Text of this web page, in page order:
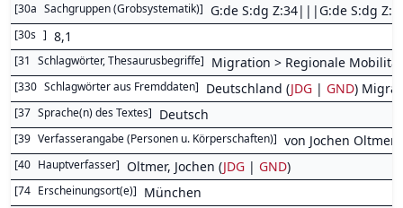
[30a Sachgruppen (Grobsystematik)] G:de S:dg Z:34|||G:de S:dg
[30s ] 8,1
[31 Schlagwörter, Thesaurusbegriffe] Migration > Regionale
[330 Schlagwörter aus Fremddaten] Deutschland (JDG | GND)
[37 Sprache(n) des Textes] Deutsch
[39 Verfasserangabe (Personen u. Körperschaften)] von Jochen Oltmer
[40 Hauptverfasser] Oltmer, Jochen (JDG | GND)
[74 Erscheinungsort(e)] München